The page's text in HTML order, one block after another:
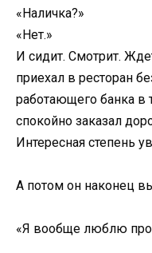
«Наличка?»
«Нет.»
И сидит. Смотрит.
приехал в ресторан
работающего банка в
спокойно заказал
Интересная степень
А потом он наконец
«Я вообще люблю